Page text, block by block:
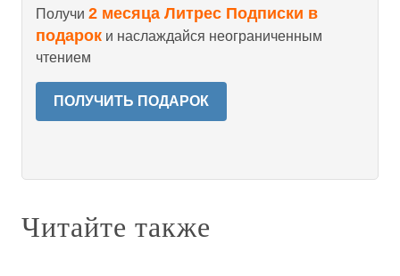
Получи 2 месяца Литрес Подписки в
подарок и наслаждайся неограниченным
чтением
ПОЛУЧИТЬ ПОДАРОК
Читайте также